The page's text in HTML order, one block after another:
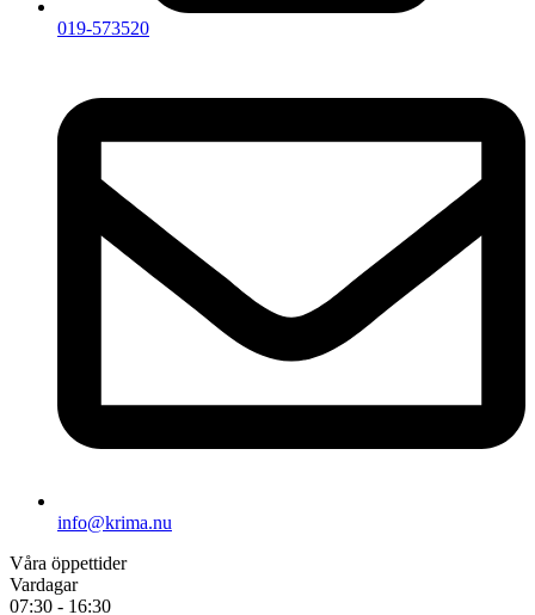
019-573520
info@krima.nu
Våra öppettider
Vardagar
07:30 - 16:30